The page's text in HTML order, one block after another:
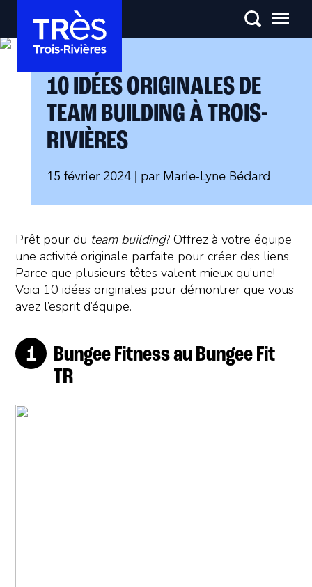
10 IDÉES ORIGINALES DE
TEAM BUILDING À TROIS-
RIVIÈRES
15 février 2024 | par Marie-Lyne Bédard
Prêt pour du team building? Offrez à votre équipe
une activité originale parfaite pour créer des liens.
Parce que plusieurs têtes valent mieux qu’une!
Voici 10 idées originales pour démontrer que vous
avez l’esprit d’équipe.
Bungee Fitness au Bungee Fit
TR